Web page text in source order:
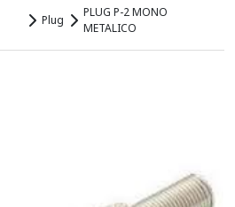
Plug
PLUG P-2 MONO
METALICO